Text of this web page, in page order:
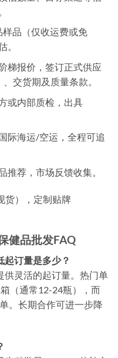
品（仅收运费或免
。
梯报价，签订正式供应
交货期及质量条款。
或内部质检，出具
际海运/空运，全程可追
推荐，市场反馈收集。
货），定制贴牌
健品批发FAQ
起订量是多少？
供灵活的起订量。热门单
（通常12-24瓶），而
。长期合作可进一步降